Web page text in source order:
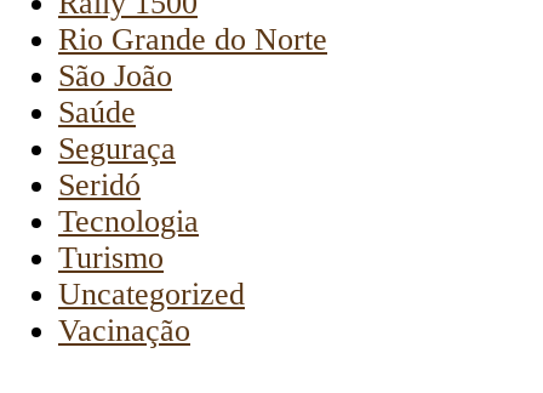
Rio Grande do Norte
São João
Saúde
Seguraça
Seridó
Tecnologia
Turismo
Uncategorized
Vacinação